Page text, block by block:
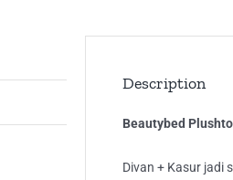
Description
Beautybed
Divan + Kasur jadi